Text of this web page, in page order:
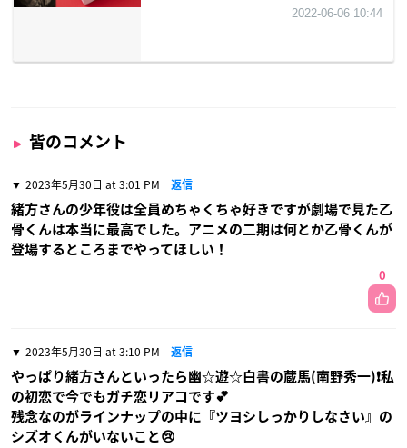
皆のコメント
2023年5月30日 at 3:01 PM 返信
緒方さんの少年役は全員めちゃくちゃ好きですが劇場で見た乙
骨くんは本当に最高でした。アニメの二期は何とか乙骨くんが
登場するところまでやってほしい！
0
2023年5月30日 at 3:10 PM 返信
やっぱり緒方さんといったら幽☆遊☆白書の蔵馬(南野秀一)❗️私
の初恋で今でもガチ恋リアコです💕
残念なのがラインナップの中に『ツヨシしっかりしなさい』の
シズオくんがいないこと😢